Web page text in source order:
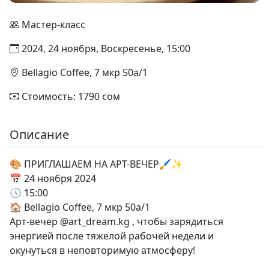
Мастер-класс
2024, 24 ноября, Воскресенье, 15:00
Bellagio Coffee, 7 мкр 50а/1
Стоимость: 1790 сом
Описание
🎨 ПРИГЛАШАЕМ НА АРТ-ВЕЧЕР🖌️✨
📅 24 ноября 2024
🕓 15:00
🏠 Bellagio Coffee, 7 мкр 50а/1
Арт-вечер @art_dream.kg , чтобы зарядиться
энергией после тяжелой рабочей недели и
окунуться в неповторимую атмосферу!